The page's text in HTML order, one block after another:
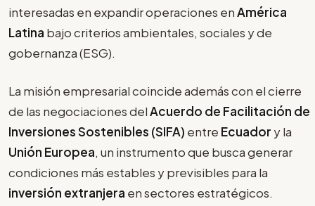
interesadas en expandir operaciones enAmérica
Latina bajo criterios ambientales, sociales y de
gobernanza (ESG).
La misión empresarial coincide además con el cierre
de las negociaciones delAcuerdo de Facilitación de
Inversiones Sostenibles (SIFA) entre Ecuador y la
Unión Europea, un instrumento que busca generar
condiciones más estables y previsibles para la
inversión extranjera en sectores estratégicos.